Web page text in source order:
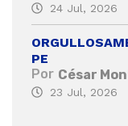
24 Jul, 2026
PE
Por César
23 Jul, 2026